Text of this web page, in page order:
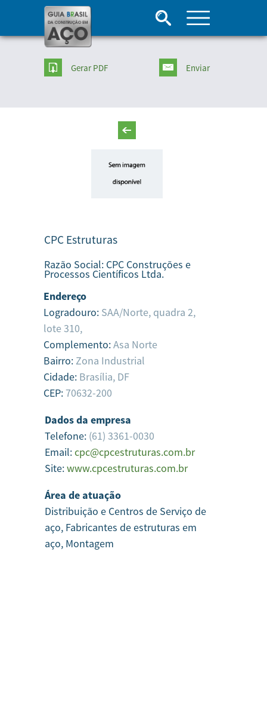
Gerar PDF Enviar
CPC Estruturas
Razão Social: CPC Construções e
Processos Científicos Ltda.
Endereço
Logradouro: SAA/Norte, quadra 2,
lote 310,
Complemento:Asa Norte
Bairro:Zona Industrial
Cidade: Brasília, DF
CEP:70632-200
Dados da empresa
Telefone: (61) 3361-0030
Email:cpc@cpcestruturas.com.br
Site:www.cpcestruturas.com.br
Área de atuação
Distribuição e Centros de Serviço de
aço, Fabricantes de estruturas em
aço, Montagem